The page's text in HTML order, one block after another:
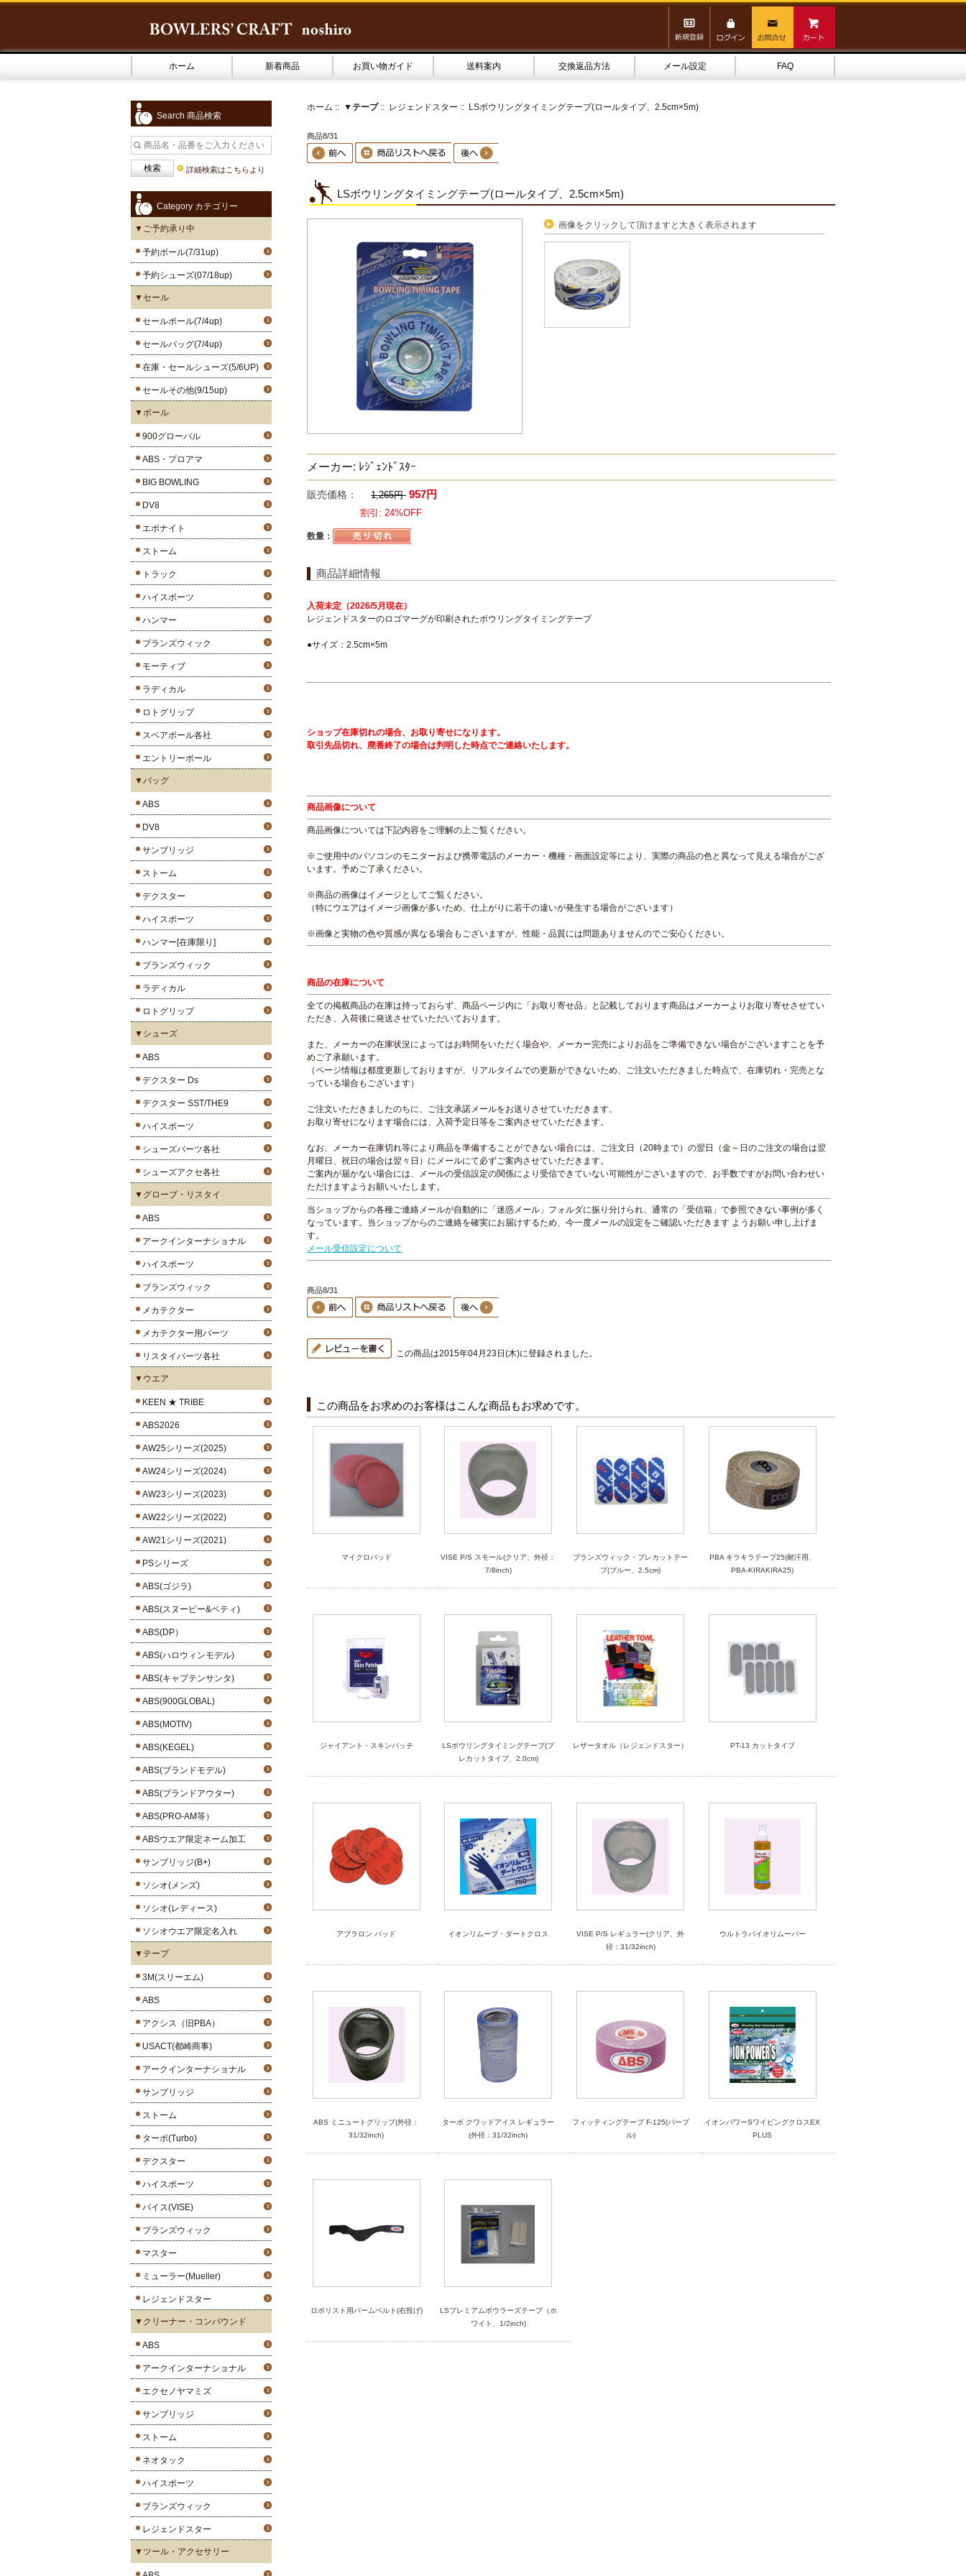
ホーム 新着商品 お買い物ガイド 送料案内 交換返品方法 メール設定 FAQ
Search 商品検索
詳細検索はこちらより
Category カテゴリー
▼ご予約承り中
予約ボール(7/31up)
予約シューズ(07/18up)
▼セール
セールボール(7/4up)
セールバッグ(7/4up)
在庫・セールシューズ(5/6UP)
セールその他(9/15up)
▼ボール
900グローバル
ABS・プロアマ
BIG BOWLING
DV8
エボナイト
ストーム
トラック
ハイスポーツ
ハンマー
ブランズウィック
モーティブ
ラディカル
ロトグリップ
スペアボール各社
エントリーボール
▼バッグ
ABS
DV8
サンブリッジ
ストーム
デクスター
ハイスポーツ
ハンマー[在庫限り]
ブランズウィック
ラディカル
ロトグリップ
▼シューズ
ABS
デクスター Ds
デクスター SST/THE9
ハイスポーツ
シューズパーツ各社
シューズアクセ各社
▼グローブ・リスタイ
ABS
アークインターナショナル
ハイスポーツ
ブランズウィック
メカテクター
メカテクター用パーツ
リスタイパーツ各社
▼ウエア
KEEN ★ TRIBE
ABS2026
AW25シリーズ(2025)
AW24シリーズ(2024)
AW23シリーズ(2023)
AW22シリーズ(2022)
AW21シリーズ(2021)
PSシリーズ
ABS(ゴジラ)
ABS(スヌーピー&ベティ)
ABS(DP）
ABS(ハロウィンモデル)
ABS(キャプテンサンタ)
ABS(900GLOBAL)
ABS(MOTIV)
ABS(KEGEL)
ABS(ブランドモデル)
ABS(ブランドアウター)
ABS(PRO-AM等）
ABSウエア限定ネーム加工
サンブリッジ(B+)
ソシオ(メンズ)
ソシオ(レディース)
ソシオウエア限定名入れ
▼テープ
3M(スリーエム)
ABS
アクシス（旧PBA）
USACT(都崎商事)
アークインターナショナル
サンブリッジ
ストーム
ターボ(Turbo)
デクスター
ハイスポーツ
バイス(VISE)
ブランズウィック
マスター
ミューラー(Mueller)
レジェンドスター
▼クリーナー・コンパウンド
ABS
アークインターナショナル
エクセノヤマミズ
サンブリッジ
ストーム
ネオタック
ハイスポーツ
ブランズウィック
レジェンドスター
▼ツール・アクセサリー
ホーム :: ▼テープ:: レジェンドスター :: LSボウリングタイミングテープ(ロールタイプ、2.5cm×5m)
商品8/31
LSボウリングタイミングテープ(ロールタイプ、2.5cm×5m)
画像をクリックして頂けますと大きく表示されます
メーカー: ﾚｼﾞｪﾝﾄﾞｽﾀｰ
販売価格： 1,265円 957円
割引: 24%OFF
数量：
商品詳細情報
入荷未定（2026/5月現在）
レジェンドスターのロゴマーグが印刷されたボウリングタイミングテープ
●サイズ：2.5cm×5m
ショップ在庫切れの場合、お取り寄せになります。
取引先品切れ、廃番終了の場合は判明した時点でご連絡いたします。
商品画像について
商品画像については下記内容をご理解の上ご覧ください。
※ご使用中のパソコンのモニターおよび携帯電話のメーカー・機種・画面設定等により、実際の商品の色と異なって見える場合がござ
います。予めご了承ください。
※商品の画像はイメージとしてご覧ください。
（特にウエアはイメージ画像が多いため、仕上がりに若干の違いが発生する場合がございます）
※画像と実物の色や質感が異なる場合もございますが、性能・品質には問題ありませんのでご安心ください。
商品の在庫について
全ての掲載商品の在庫は持っておらず、商品ページ内に「お取り寄せ品」と記載しております商品はメーカーよりお取り寄せさせてい
ただき、入荷後に発送させていただいております。
また、メーカーの在庫状況によってはお時間をいただく場合や、メーカー完売によりお品をご準備できない場合がございますことを予
めご了承願います。
（ページ情報は都度更新しておりますが、リアルタイムでの更新ができないため、ご注文いただきました時点で、在庫切れ・完売とな
っている場合もございます）
ご注文いただきましたのちに、ご注文承諾メールをお送りさせていただきます。
お取り寄せになります場合には、入荷予定日等をご案内させていただきます。
なお、メーカー在庫切れ等により商品を準備することができない場合には、ご注文日（20時まで）の翌日（金～日のご注文の場合は翌
月曜日、祝日の場合は翌々日）にメールにて必ずご案内させていただきます。
ご案内が届かない場合には、メールの受信設定の関係により受信できていない可能性がございますので、お手数ですがお問い合わせい
ただけますようお願いいたします。
当ショップからの各種ご連絡メールが自動的に「迷惑メール」フォルダに振り分けられ、通常の「受信箱」で参照できない事例が多く
なっています。当ショップからのご連絡を確実にお届けするため、今一度メールの設定をご確認いただきます ようお願い申し上げま
す。
メール受信設定について
商品8/31
この商品は2015年04月23日(木)に登録されました。
この商品をお求めのお客様はこんな商品もお求めです。
マイクロパッド
VISE P/S スモール(クリア、外径：
7/8inch)
ブランズウィック・プレカットテー
プ(ブルー、2.5cm)
PBA キラキラテープ25(耐汗用、
PBA-KIRAKIRA25)
ジャイアント・スキンパッチ
LSボウリングタイミングテープ(プ
レカットタイプ、2.0cm)
レザータオル（レジェンドスター） PT-13 カットタイプ
アブラロン パッド イオンリムーブ・ダートクロス
VISE P/S レギュラー(クリア、外
径：31/32inch)
ウルトラバイオリムーバー
ABS ミニュートグリップ(外径：
31/32inch)
ターボ クワッドアイス レギュラー
(外径：31/32inch)
フィッティングテープ F-125(パープ
ル)
イオンパワーSワイピングクロスEX
PLUS
ロボリスト用パームベルト(右投げ)
LSプレミアムボウラーズテープ（ホ
ワイト、1/2inch)